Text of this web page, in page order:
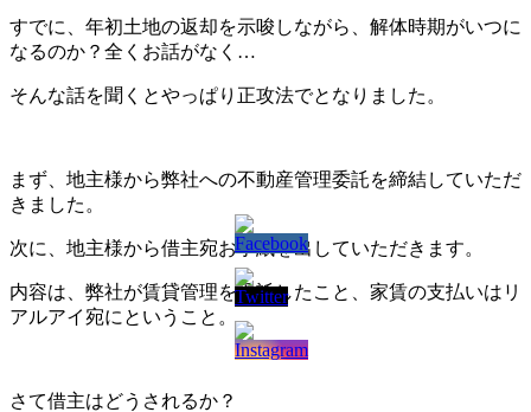
すでに、年初土地の返却を示唆しながら、解体時期がいつに
なるのか？全くお話がなく…
そんな話を聞くとやっぱり正攻法でとなりました。
まず、地主様から弊社への不動産管理委託を締結していただ
きました。
次に、地主様から借主宛お手紙を出していただきます。
内容は、弊社が賃貸管理を受託したこと、家賃の支払いはリ
アルアイ宛にということ。
さて借主はどうされるか？